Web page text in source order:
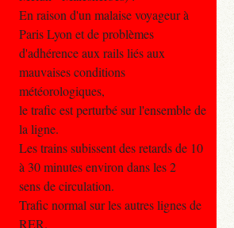
En raison d'un malaise voyageur à
Paris Lyon et de problèmes
d'adhérence aux rails liés aux
mauvaises conditions
météorologiques,
le trafic est perturbé sur l'ensemble de
la ligne.
Les trains subissent des retards de 10
à 30 minutes environ dans les 2
sens de circulation.
Trafic normal sur les autres lignes de
RER.